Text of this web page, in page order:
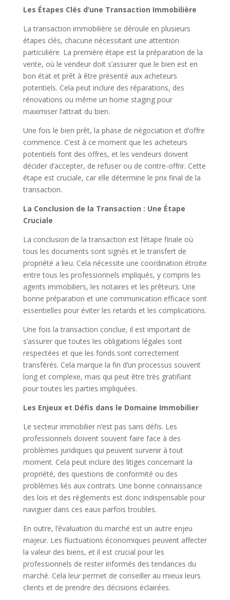
Les Étapes Clés d’une Transaction Immobilière
La transaction immobilière se déroule en plusieurs
étapes clés, chacune nécessitant une attention
particulière. La première étape est la préparation de la
vente, où le vendeur doit s’assurer que le bien est en
bon état et prêt à être présenté aux acheteurs
potentiels. Cela peut inclure des réparations, des
rénovations ou même un home staging pour
maximiser l’attrait du bien.
Une fois le bien prêt, la phase de négociation et d’offre
commence. C’est à ce moment que les acheteurs
potentiels font des offres, et les vendeurs doivent
décider d’accepter, de refuser ou de contre-offrir. Cette
étape est cruciale, car elle détermine le prix final de la
transaction.
La Conclusion de la Transaction : Une Étape
Cruciale
La conclusion de la transaction est l’étape finale où
tous les documents sont signés et le transfert de
propriété a lieu. Cela nécessite une coordination étroite
entre tous les professionnels impliqués, y compris les
agents immobiliers, les notaires et les prêteurs. Une
bonne préparation et une communication efficace sont
essentielles pour éviter les retards et les complications.
Une fois la transaction conclue, il est important de
s’assurer que toutes les obligations légales sont
respectées et que les fonds sont correctement
transférés. Cela marque la fin d’un processus souvent
long et complexe, mais qui peut être très gratifiant
pour toutes les parties impliquées.
Les Enjeux et Défis dans le Domaine Immobilier
Le secteur immobilier n’est pas sans défis. Les
professionnels doivent souvent faire face à des
problèmes juridiques qui peuvent survenir à tout
moment. Cela peut inclure des litiges concernant la
propriété, des questions de conformité ou des
problèmes liés aux contrats. Une bonne connaissance
des lois et des règlements est donc indispensable pour
naviguer dans ces eaux parfois troubles.
En outre, l’évaluation du marché est un autre enjeu
majeur. Les fluctuations économiques peuvent affecter
la valeur des biens, et il est crucial pour les
professionnels de rester informés des tendances du
marché. Cela leur permet de conseiller au mieux leurs
clients et de prendre des décisions éclairées.